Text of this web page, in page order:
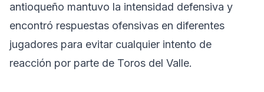
antioqueño mantuvo la intensidad defensiva y
encontró respuestas ofensivas en diferentes
jugadores para evitar cualquier intento de
reacción por parte de Toros del Valle.